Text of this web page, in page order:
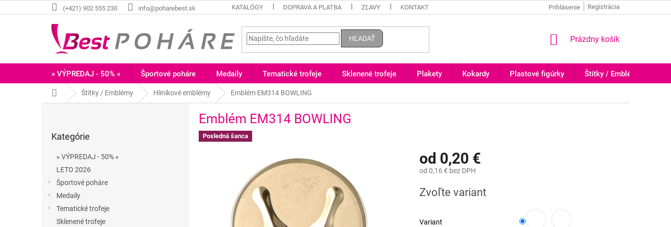
na
(+421) 902 555 230 info@poharebest.sk KATALÓGY DOPRAVA A PLATBA ZĽAVY KONTAKT Registrácia
Prihlásenie
HĽADAŤ
NÁKUPNÝ
Prázdny košík
» VÝPREDAJ - 50% « Športové poháre Medaily Tematické trofeje Sklenené trofeje Plakety Kokardy Plastové figúrky Štítky / Emblémy
DomovŠtítky / Emblémy Hliníkové emblémy Emblém EM314 BOWLING
kategórie
Kategórie
» VÝPREDAJ - 50% «
LETO 2026
Športové poháre
Medaily
Tematické trofeje
Sklenené trofeje
Emblém EM314 BOWLING
Posledná šanca
od 0,20 €
od 0,16 € bez DPH
cena:
Zvoľte variant
Variant